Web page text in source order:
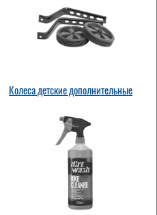
Колеса детские дополнительные